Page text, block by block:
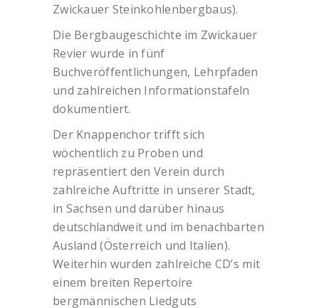
Zwickauer Steinkohlenbergbaus).
Die Bergbaugeschichte im Zwickauer
Revier wurde in fünf
Buchveröffentlichungen, Lehrpfaden
und zahlreichen Informationstafeln
dokumentiert.
Der Knappenchor trifft sich
wöchentlich zu Proben und
repräsentiert den Verein durch
zahlreiche Auftritte in unserer Stadt,
in Sachsen und darüber hinaus
deutschlandweit und im benachbarten
Ausland (Österreich und Italien).
Weiterhin wurden zahlreiche CD’s mit
einem breiten Repertoire
bergmännischen Liedguts